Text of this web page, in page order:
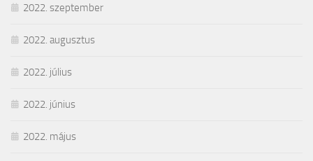
2022. szeptember
2022. augusztus
2022. július
2022. június
2022. május